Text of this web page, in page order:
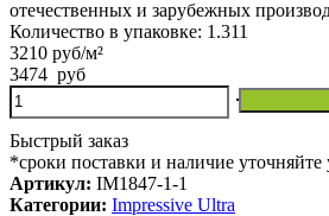
отечественных и зарубежных
Количество в упаковке: 1.311
3210 руб/м²
3474 руб
Количество
товара
Ламинат
Quick
Step
Impressive
Быстрый заказ
*сроки поставки и наличие
Артикул: IM1847-1-1
Категории: Impressive Ultra